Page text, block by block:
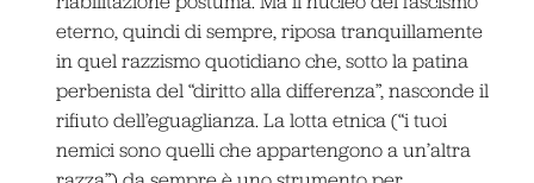
eterno, quindi di sempre, riposa tranquillamente
in quel razzismo quotidiano che, sotto la patina
perbenista del “diritto alla differenza”, nasconde il
rifiuto dell’eguaglianza. La lotta etnica (“i tuoi
nemici sono quelli che appartengono a un’altra